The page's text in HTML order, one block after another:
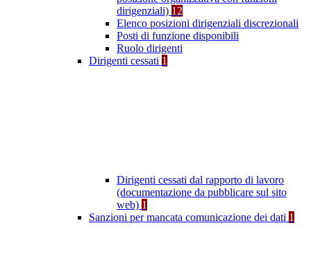
dirigenziali) 12
Elenco posizioni dirigenziali discrezionali
Posti di funzione disponibili
Ruolo dirigenti
Dirigenti cessati 1
Dirigenti cessati dal rapporto di lavoro
(documentazione da pubblicare sul sito
web) 1
Sanzioni per mancata comunicazione dei dati 1